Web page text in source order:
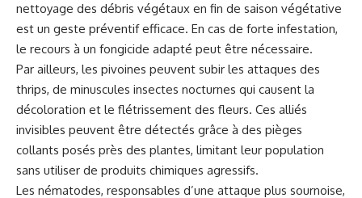
nettoyage des débris végétaux en fin de saison végétative
est un geste préventif efficace. En cas de forte infestation,
le recours à un fongicide adapté peut être nécessaire.
Par ailleurs, les pivoines peuvent subir les attaques des
thrips, de minuscules insectes nocturnes qui causent la
décoloration et le flétrissement des fleurs. Ces alliés
invisibles peuvent être détectés grâce à des pièges
collants posés près des plantes, limitant leur population
sans utiliser de produits chimiques agressifs.
Les nématodes, responsables d’une attaque plus sournoise,